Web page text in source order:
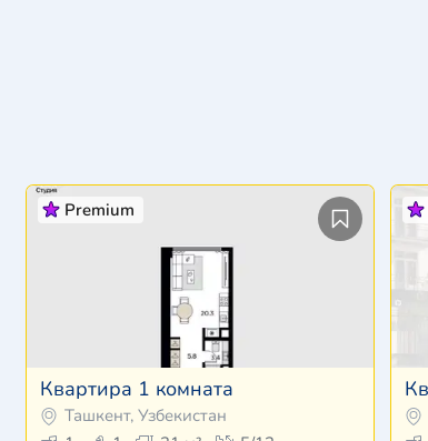
Premium
Квартира 1 комната
Ташкент, Узбекистан